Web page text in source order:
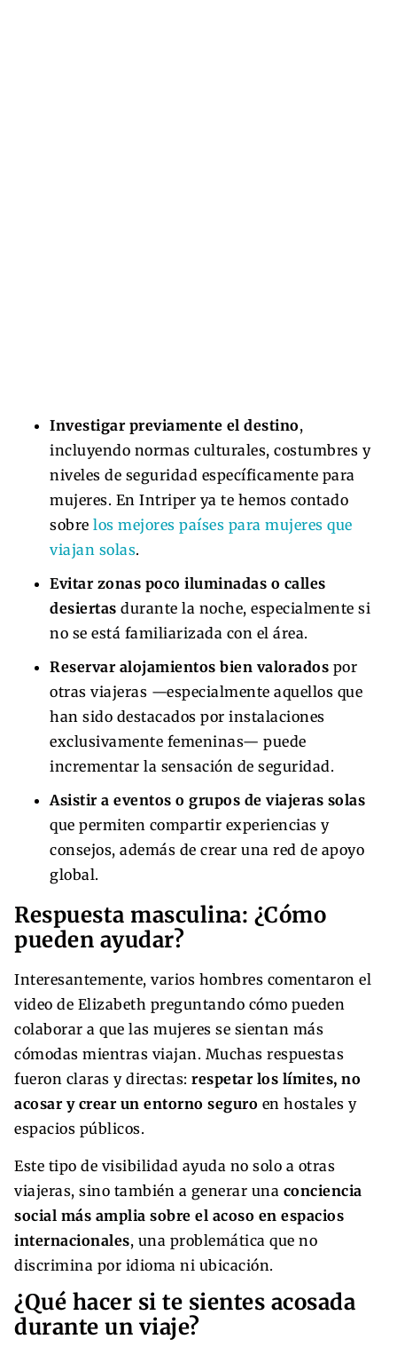
Investigar previamente el destino,
incluyendo normas culturales, costumbres y
niveles de seguridad específicamente para
mujeres. En Intriper ya te hemos contado
sobre los mejores países para mujeres que
viajan solas.
Evitar zonas poco iluminadas o calles
desiertas durante la noche, especialmente si
no se está familiarizada con el área.
Reservar alojamientos bien valorados por
otras viajeras —especialmente aquellos que
han sido destacados por instalaciones
exclusivamente femeninas— puede
incrementar la sensación de seguridad.
Asistir a eventos o grupos de viajeras solas
que permiten compartir experiencias y
consejos, además de crear una red de apoyo
global.
Respuesta masculina: ¿Cómo
pueden ayudar?
Interesantemente, varios hombres comentaron el
video de Elizabeth preguntando cómo pueden
colaborar a que las mujeres se sientan más
cómodas mientras viajan. Muchas respuestas
fueron claras y directas: respetar los límites, no
acosar y crear un entorno seguro en hostales y
espacios públicos.
Este tipo de visibilidad ayuda no solo a otras
viajeras, sino también a generar una conciencia
social más amplia sobre el acoso en espacios
internacionales, una problemática que no
discrimina por idioma ni ubicación.
¿Qué hacer si te sientes acosada
durante un viaje?